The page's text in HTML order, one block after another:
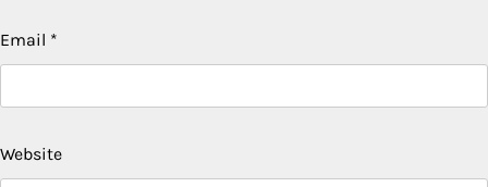
Email *
Website